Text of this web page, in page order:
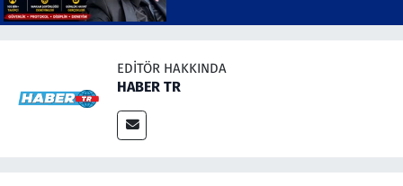
EDITÖR HAKKINDA
HABER TR